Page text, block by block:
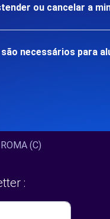
ou cancelar a
necessários para
(C)
: